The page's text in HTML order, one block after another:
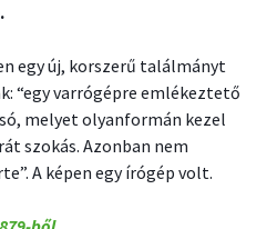
egy új, korszerű találmányt
“egy varrógépre emlékeztető
melyet olyanformán kezel
szokás. Azonban nem
A képen egy írógép volt.